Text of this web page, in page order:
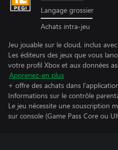
Langage grossier
Achats intra-jeu
Jeu jouable sur le cloud, inclus
Les éditeurs des jeux que vous
votre profil Xbox et aux données
Apprenez-en plus
+ offre des achats dans
Informations sur le contrôle
Le jeu nécessite une souscription
sur console (Game Pass Core ou